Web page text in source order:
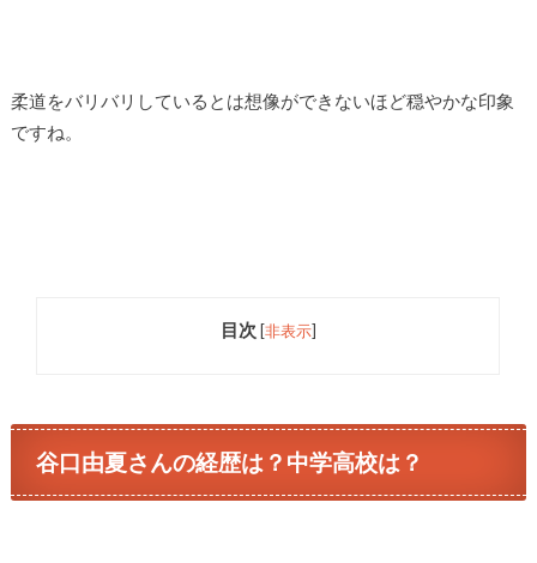
柔道をバリバリしているとは想像ができないほど穏やかな印象
ですね。
目次 [非表示]
谷口由夏さんの経歴は？中学高校は？